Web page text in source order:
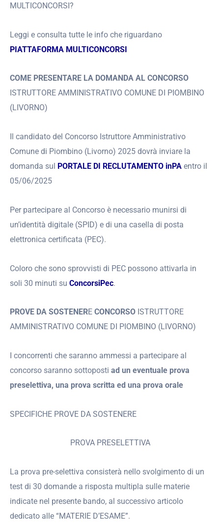
MULTICONCORSI?
Leggi e consulta tutte le info che riguardano
PIATTAFORMA MULTICONCORSI
COME PRESENTARE LA DOMANDA AL CONCORSO
ISTRUTTORE AMMINISTRATIVO COMUNE DI PIOMBINO
(LIVORNO)
Il candidato del Concorso Istruttore Amministrativo
Comune di Piombino (Livorno) 2025 dovrà inviare la
domanda sul PORTALE DI RECLUTAMENTO inPA entro il
05/06/2025
Per partecipare al Concorso è necessario munirsi di
un’identità digitale (SPID) e di una casella di posta
elettronica certificata (PEC).
Coloro che sono sprovvisti di PEC possono attivarla in
soli 30 minuti su ConcorsiPec.
PROVE DA SOSTENERE CONCORSO ISTRUTTORE
AMMINISTRATIVO COMUNE DI PIOMBINO (LIVORNO)
I concorrenti che saranno ammessi a partecipare al
concorso saranno sottoposti ad un eventuale prova
preselettiva, una prova scritta ed una prova orale
SPECIFICHE PROVE DA SOSTENERE
PROVA PRESELETTIVA
La prova pre-selettiva consisterà nello svolgimento di un
test di 30 domande a risposta multipla sulle materie
indicate nel presente bando, al successivo articolo
dedicato alle “MATERIE D’ESAME”.